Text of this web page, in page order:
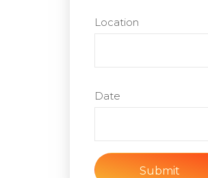
Location
Date
Submit